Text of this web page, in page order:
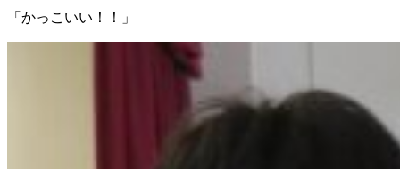
「かっこいい！！」